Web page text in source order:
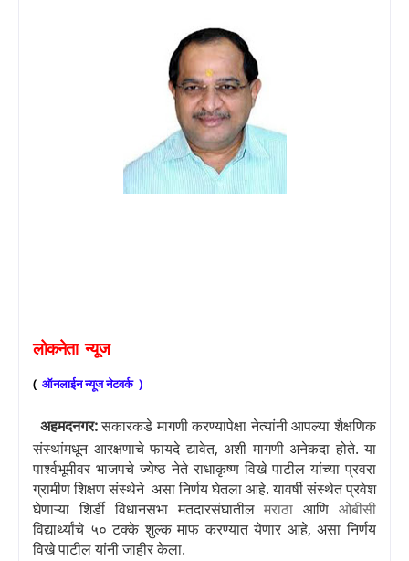
लोकनेता न्यूज
( ऑनलाईनन्यूजनेटवर्क)
अहमदनगर: सकारकडे मागणी करण्यापेक्षा नेत्यांनी आपल्या शैक्षणिक
संस्थांमधून आरक्षणाचे फायदे द्यावेत, अशी मागणी अनेकदा होते. या
पार्श्वभूमीवर भाजपचे ज्येष्ठ नेते राधाकृष्ण विखे पाटील यांच्या प्रवरा
ग्रामीण शिक्षण संस्थेने असा निर्णय घेतला आहे. यावर्षी संस्थेत प्रवेश
घेणाऱ्या शिर्डी विधानसभा मतदारसंघातील मराठाआणि ओबीसी
विद्यार्थ्यांचे ५० टक्के शुल्क माफ करण्यात येणार आहे,असा निर्णय
विखे पाटील यांनी जाहीर केला.